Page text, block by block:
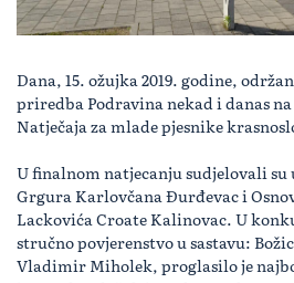
Dana, 15. ožujka 2019. godine,
priredba Podravina nekad i danas
Natječaja za mlade pjesnike
U finalnom natjecanju sudjelovali su
Grgura Karlovčana Đurđevac i
Lackovića Croate Kalinovac. U
stručno povjerenstvo u sastavu:
Vladimir Miholek, proglasilo je